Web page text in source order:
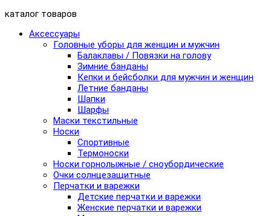
каталог товаров
Аксессуары
Головные уборы для женщин и мужчин
Балаклавы / Повязки на голову
Зимние банданы
Кепки и бейсболки для мужчин и женщин
Летние банданы
Шапки
Шарфы
Маски текстильные
Носки
Спортивные
Термоноски
Носки горнолыжные / сноубордические
Очки солнцезащитные
Перчатки и варежки
Детские перчатки и варежки
Женские перчатки и варежки